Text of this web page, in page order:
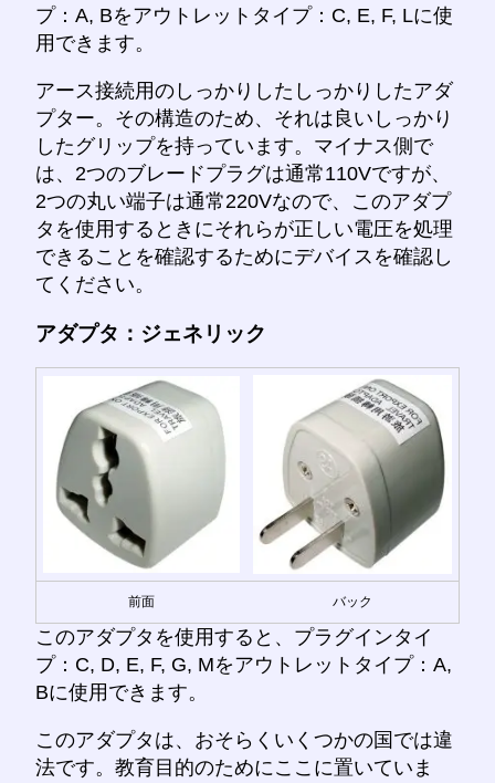
プ：A, Bをアウトレットタイプ：C, E, F, Lに使
用できます。
アース接続用のしっかりしたしっかりしたアダ
プター。その構造のため、それは良いしっかり
したグリップを持っています。マイナス側で
は、2つのブレードプラグは通常110Vですが、
2つの丸い端子は通常220Vなので、このアダプ
タを使用するときにそれらが正しい電圧を処理
できることを確認するためにデバイスを確認し
てください。
アダプタ：ジェネリック
前面 バック
このアダプタを使用すると、プラグインタイ
プ：C, D, E, F, G, Mをアウトレットタイプ：A,
Bに使用できます。
このアダプタは、おそらくいくつかの国では違
法です。教育目的のためにここに置いていま